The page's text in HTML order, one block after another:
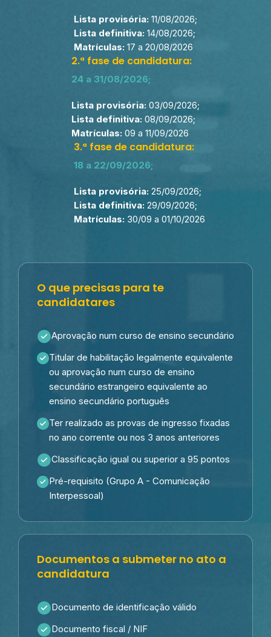
Lista provisória: 11/08/2026;
Lista definitiva: 14/08/2026;
Matrículas: 17 a 20/08/2026
2.ª fase de candidatura:
24 a 31/08/2026;
Lista provisória: 03/09/2026;
Lista definitiva: 08/09/2026;
Matrículas: 09 a 11/09/2026
3.ª fase de candidatura:
18 a 22/09/2026;
Lista provisória:25/09/2026;
Lista definitiva:29/09/2026;
Matrículas:30/09 a 01/10/2026
O que precisas para te
candidatares
Aprovação num curso de ensino secundário
Titular de habilitação legalmente equivalente
ou aprovação num curso de ensino
secundário estrangeiro equivalente ao
ensino secundário português
Ter realizado as provas de ingresso fixadas
no ano corrente ou nos 3 anos anteriores
Classificação igual ou superior a 95 pontos
Pré-requisito (Grupo A - Comunicação
Interpessoal)
Documentos a submeter no ato a
candidatura
Documento de identificação válido
Documento fiscal / NIF